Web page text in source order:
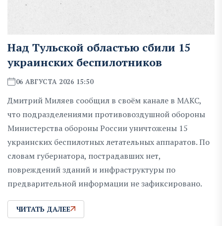
Над Тульской областью сбили 15
украинских беспилотников
06 АВГУСТА 2026 15:50
Дмитрий Миляев сообщил в своём канале в МАКС,
что подразделениями противовоздушной обороны
Министерства обороны России уничтожены 15
украинских беспилотных летательных аппаратов. По
словам губернатора, пострадавших нет,
повреждений зданий и инфраструктуры по
предварительной информации не зафиксировано.
ЧИТАТЬ ДАЛЕЕ